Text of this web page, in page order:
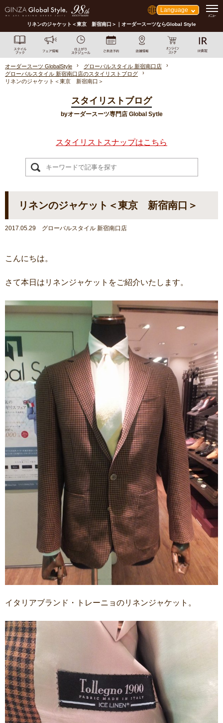
Language
リネンのジャケット＜東京 新宿南口＞｜オーダースーツならGlobal Style
オーダースーツ GlobalStyle
グローバルスタイル 新宿南口店
グローバルスタイル 新宿南口店のスタイリストブログ
リネンのジャケット＜東京 新宿南口＞
スタイリストブログ
byオーダースーツ専門店 Global Sytle
スタイリストスナップはこちら
リネンのジャケット＜東京 新宿南口＞
2017.05.29 グローバルスタイル 新宿南口店
こんにちは。
さて本日はリネンジャケットをご紹介いたします。
イタリアブランド・トレーニョのリネンジャケット。